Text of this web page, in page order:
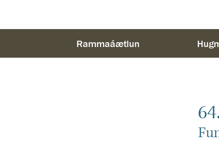
Rammaáætlun